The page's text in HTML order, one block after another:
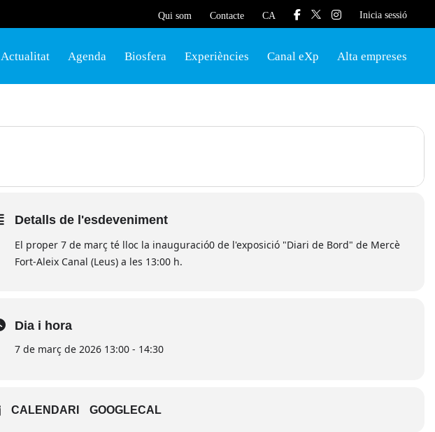
Qui som Contacte CA Inicia sessió
Actualitat Agenda Biosfera Experiències Canal eXp Alta empreses
Detalls de l'esdeveniment
El proper 7 de març té lloc la inauguració0 de l'exposició "Diari de Bord" de Mercè
Fort-Aleix Canal (Leus) a les 13:00 h.
Dia i hora
7 de març de 2026 13:00 - 14:30
CALENDARI GOOGLECAL